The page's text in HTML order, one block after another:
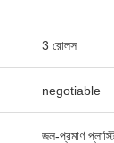
3 রোলস
negotiable
জল-প্রমাণ